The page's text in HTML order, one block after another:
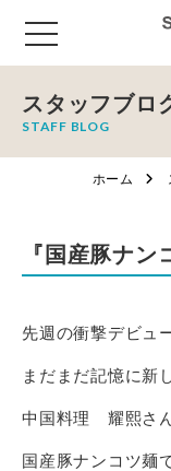
スタッフブロ
STAFF BLOG
ホーム
『国産豚ナン
先週の衝撃デビュ
まだまだ記憶に新
中国料理 耀熙さん
国産豚ナンコツ麺